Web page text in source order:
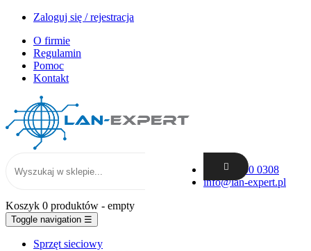
Zaloguj się / rejestracja
O firmie
Regulamin
Pomoc
Kontakt
+48 62 300 0308
info@lan-expert.pl
Koszyk 0 produktów - empty
Toggle navigation ☰
Sprzęt sieciowy